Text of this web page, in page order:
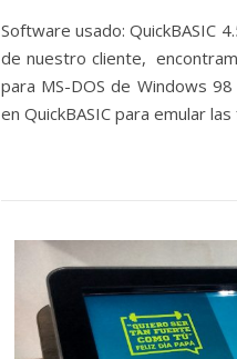
Software usado: QuickBASIC
de nuestro cliente,
para MS-DOS de Windows
en QuickBASIC para emular